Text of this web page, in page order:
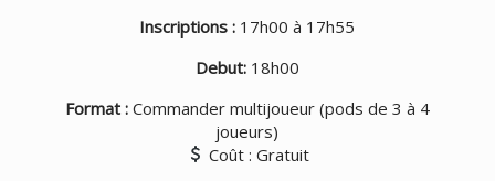
Inscriptions : 17h00 à 17h55
Debut:18h00
Format :Commander multijoueur (pods de 3 à 4
joueurs)
Coût : Gratuit